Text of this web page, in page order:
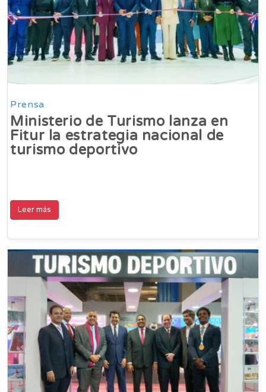
Prensa
Ministerio de Turismo lanza en
Fitur la estrategia nacional de
turismo deportivo
Leer más